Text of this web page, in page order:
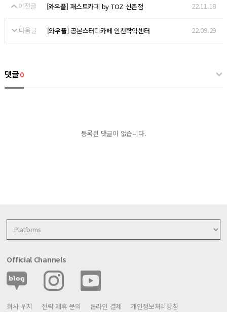
이전글 [와우플] 패스트카페 by TOZ 신촌점 22.11.18
다음글 [와우플] 공본스터디카페 인천학익센터 22.09.29
댓글0
등록된 댓글이 없습니다.
Official Channels
회사 위치 전략 제휴 문의 온라인 결제 개인정보처리방침